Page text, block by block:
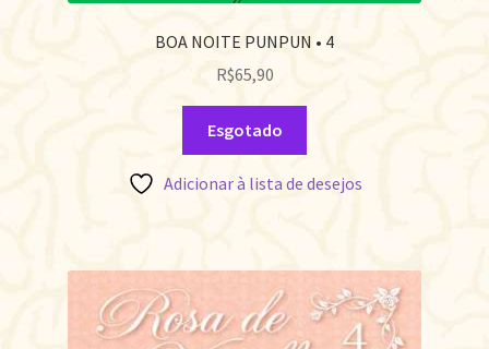
BOA NOITE PUNPUN • 4
R$65,90
Esgotado
Adicionar à lista de desejos